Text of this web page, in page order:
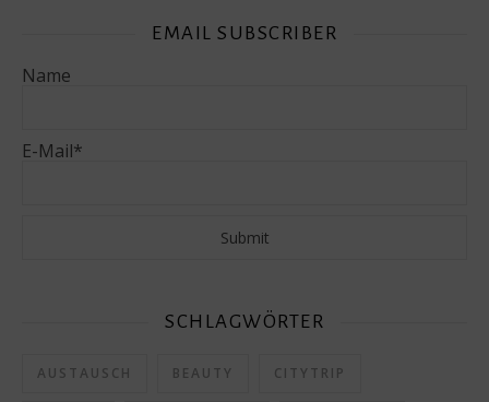
EMAIL SUBSCRIBER
Name
E-Mail*
SCHLAGWÖRTER
AUSTAUSCH BEAUTY CITYTRIP